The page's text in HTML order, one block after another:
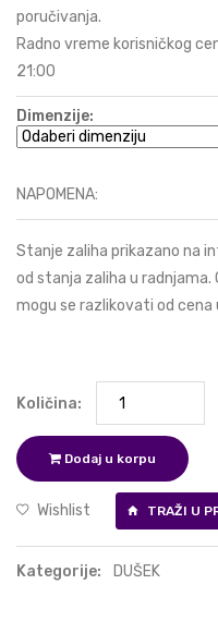
poručivanja.
Radno vreme korisničkog
21:00
Dimenzije:
NAPOMENA:
Stanje zaliha prikazano na
od stanja zaliha u
mogu se razlikovati od cena
Količina:
Dodaj u korpu
Wishlist TRAŽI U
Kategorije: DUŠEK